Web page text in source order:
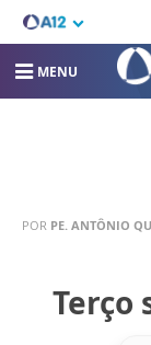
MENU
POR PE. ANTÔNIO
Terço